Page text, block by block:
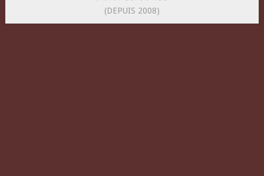
(DEPUIS 2008)